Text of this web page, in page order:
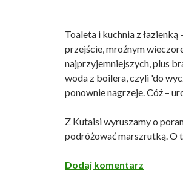
Toaleta i kuchnia z
przejście, mroźnym
najprzyjemniejszych, plus
woda z boilera, czyli 'do
ponownie nagrzeje. Cóż –
Z Kutaisi wyruszamy o
podróżować marszrutką. O
Dodaj komentarz